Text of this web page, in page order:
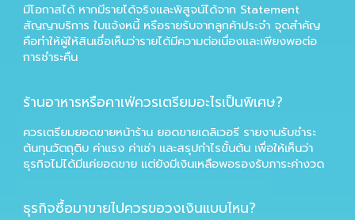
มีโอกาสได้ หากมีรายได้จริงและพิสูจน์ได้จาก Statement
สัญญาบริการ ใบแจ้งหนี้ หรือรายรับจากลูกค้าประจำ จุดสำคัญ
คือทำให้ผู้ให้สินเชื่อเห็นว่ารายได้มีความต่อเนื่องและเพียงพอต่อ
การชำระคืน
ร้านอาหารหรือคาเฟ่ควรเตรียมอะไรเป็นพิเศษ?
ควรเตรียมยอดขายหน้าร้าน ยอดขายเดลิเวอรี รายงานรับชำระ
ต้นทุนวัตถุดิบ ค่าแรง ค่าเช่า และสรุปกำไรขั้นต้น เพื่อให้เห็นว่า
ธุรกิจไม่ได้มีแค่ยอดขาย แต่ยังมีเงินเหลือพอรองรับภาระค่างวด
ธุรกิจซื้อมาขายไปควรขอวงเงินแบบไหน?